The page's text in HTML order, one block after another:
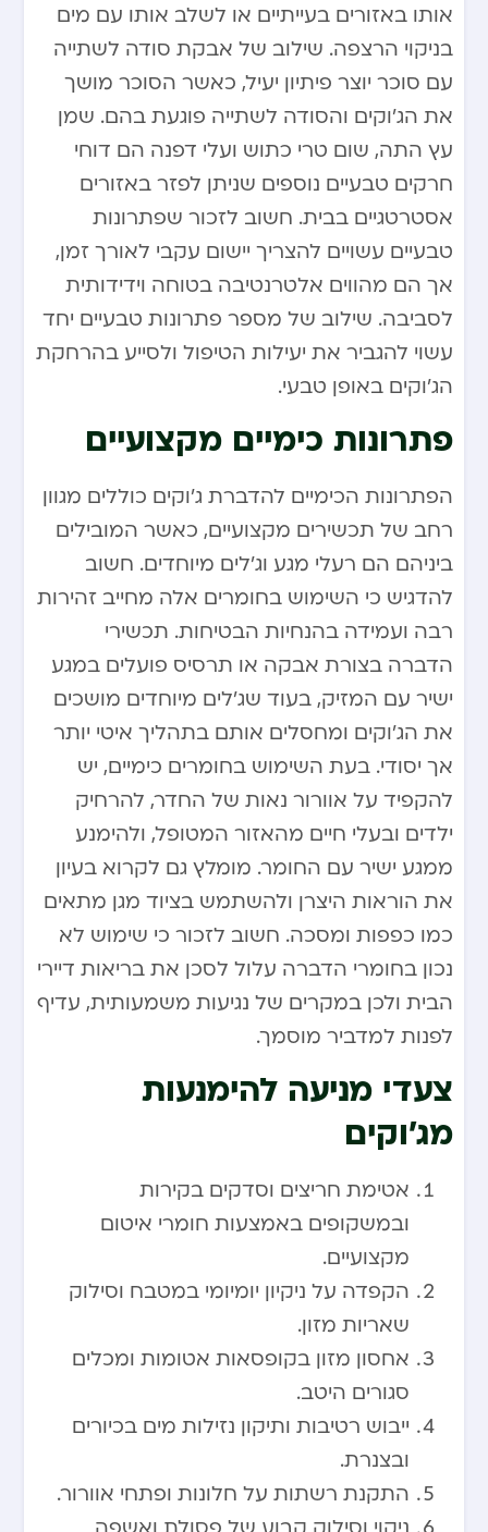
אותו באזורים בעייתיים או לשלב אותו עם מים
בניקוי הרצפה. שילוב של אבקת סודה לשתייה
עם סוכר יוצר פיתיון יעיל, כאשר הסוכר מושך
את הג’וקים והסודה לשתייה פוגעת בהם. שמן
עץ התה, שום טרי כתוש ועלי דפנה הם דוחי
חרקים טבעיים נוספים שניתן לפזר באזורים
אסטרטגיים בבית. חשוב לזכור שפתרונות
טבעיים עשויים להצריך יישום עקבי לאורך זמן,
אך הם מהווים אלטרנטיבה בטוחה וידידותית
לסביבה. שילוב של מספר פתרונות טבעיים יחד
עשוי להגביר את יעילות הטיפול ולסייע בהרחקת
הג’וקים באופן טבעי.
פתרונות כימיים מקצועיים
הפתרונות הכימיים להדברת ג’וקים כוללים מגוון
רחב של תכשירים מקצועיים, כאשר המובילים
ביניהם הם רעלי מגע וג’לים מיוחדים. חשוב
להדגיש כי השימוש בחומרים אלה מחייב זהירות
רבה ועמידה בהנחיות הבטיחות. תכשירי
הדברה בצורת אבקה או תרסיס פועלים במגע
ישיר עם המזיק, בעוד שג’לים מיוחדים מושכים
את הג’וקים ומחסלים אותם בתהליך איטי יותר
אך יסודי. בעת השימוש בחומרים כימיים, יש
להקפיד על אוורור נאות של החדר, להרחיק
ילדים ובעלי חיים מהאזור המטופל, ולהימנע
ממגע ישיר עם החומר. מומלץ גם לקרוא בעיון
את הוראות היצרן ולהשתמש בציוד מגן מתאים
כמו כפפות ומסכה. חשוב לזכור כי שימוש לא
נכון בחומרי הדברה עלול לסכן את בריאות דיירי
הבית ולכן במקרים של נגיעות משמעותית, עדיף
לפנות למדביר מוסמך.
צעדי מניעה להימנעות
מג’וקים
אטימת חריצים וסדקים בקירות
ובמשקופים באמצעות חומרי איטום
מקצועיים.
הקפדה על ניקיון יומיומי במטבח וסילוק
שאריות מזון.
אחסון מזון בקופסאות אטומות ומכלים
סגורים היטב.
ייבוש רטיבות ותיקון נזילות מים בכיורים
ובצנרת.
התקנת רשתות על חלונות ופתחי אוורור.